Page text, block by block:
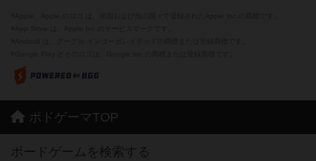
ボドゲーマTOP
ボードゲームを検索する